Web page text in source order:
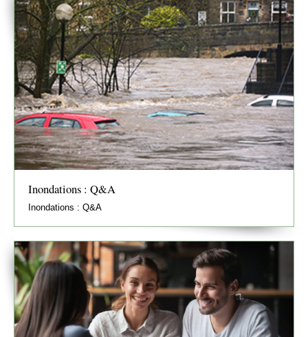
Inondations : Q&A
Inondations : Q&A